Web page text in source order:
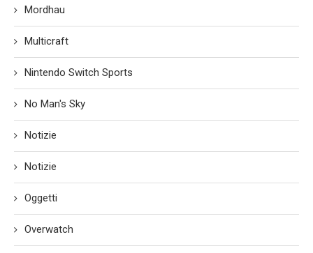
Mordhau
Multicraft
Nintendo Switch Sports
No Man's Sky
Notizie
Notizie
Oggetti
Overwatch